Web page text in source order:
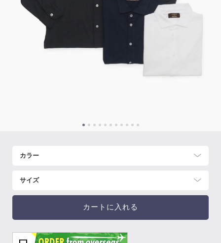
カートに入れる